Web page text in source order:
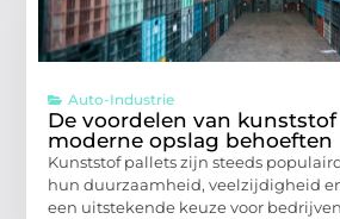
Auto-Industrie
De voordelen van
moderne opslag behoeften
Kunststof pallets zijn steeds
hun duurzaamheid, veelzijdigheid
een uitstekende keuze voor